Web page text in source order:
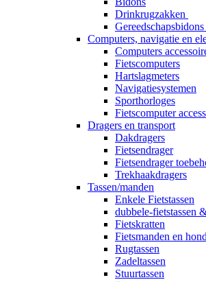
Drinkrugzakken
Gereedschapsbidons
Computers, navigatie en
Computers
Fietscomputers
Hartslagmeters
Navigatiesystemen
Sporthorloges
Fietscomputer
Dragers en transport
Dakdragers
Fietsendrager
Fietsendrager
Trekhaakdragers
Tassen/manden
Enkele Fietstassen
dubbele-fietstassen
Fietskratten
Fietsmanden en
Rugtassen
Zadeltassen
Stuurtassen